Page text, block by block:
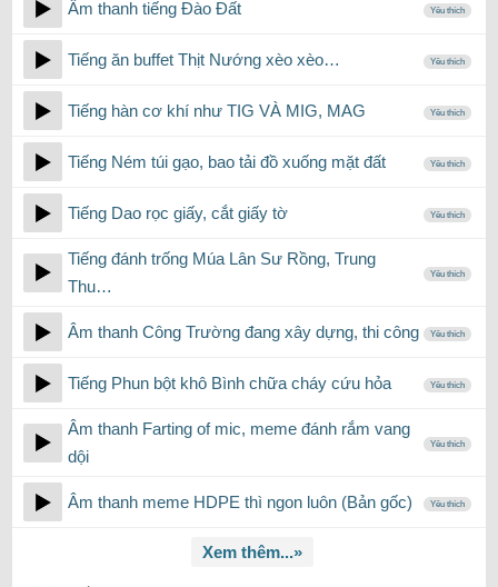
Âm thanh tiếng Đào Đất Yêu thích
Tiếng ăn buffet Thịt Nướng xèo xèo… Yêu thích
Tiếng hàn cơ khí như TIG VÀ MIG, MAG Yêu thích
Tiếng Ném túi gạo, bao tải đồ xuống mặt đất Yêu thích
Tiếng Dao rọc giấy, cắt giấy tờ Yêu thích
Tiếng đánh trống Múa Lân Sư Rồng, Trung
Thu…
Yêu thích
Âm thanh Công Trường đang xây dựng, thi công Yêu thích
Tiếng Phun bột khô Bình chữa cháy cứu hỏa Yêu thích
Âm thanh Farting of mic, meme đánh rắm vang
dội
Yêu thích
Âm thanh meme HDPE thì ngon luôn (Bản gốc) Yêu thích
Xem thêm...»